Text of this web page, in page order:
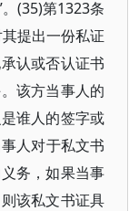
(35)第1323条
提出一份私证
认或否认证书
该方当事人的
谁人的签字或
人对于私文书
务，如果当事
该私文书证具